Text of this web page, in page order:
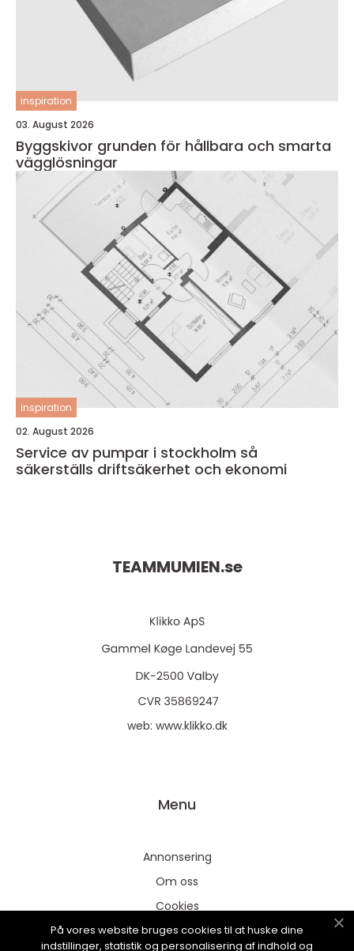
inspiration
03. August 2026
Byggskivor grunden för hållbara och smarta
vägglösningar
inspiration
02. August 2026
Service av pumpar i stockholm så
säkerställs driftsäkerhet och ekonomi
TEAMMUMIEN.se
web: www.klikko.dk
Menu
Annonsering
Om oss
Cookies
Kontakta oss
På vores website bruges cookies til at huske dine
indstillinger, statistik og personalisering af indhold og